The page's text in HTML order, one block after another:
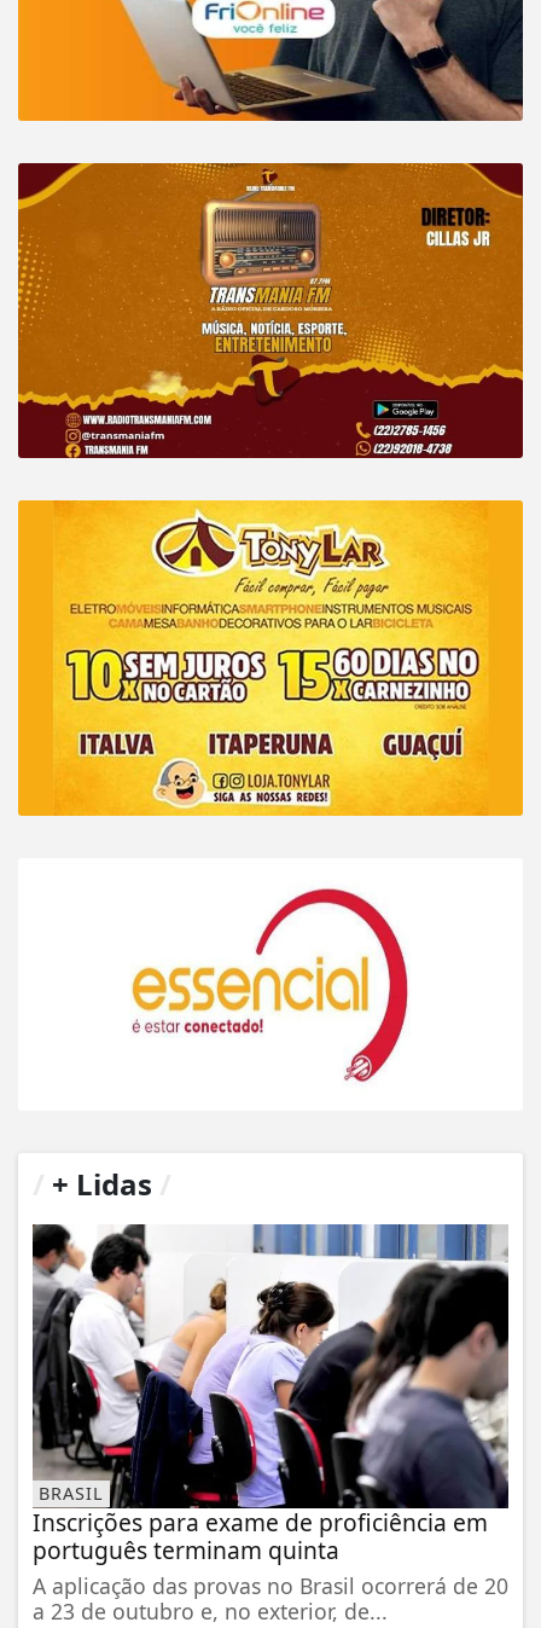
+ Lidas
BRASIL
Inscrições para exame de proficiência em
português terminam quinta
A aplicação das provas no Brasil ocorrerá de 20
a 23 de outubro e, no exterior, de...